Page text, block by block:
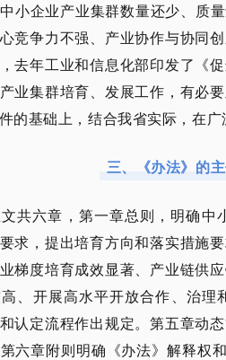
小企业产业集群数量还少、质
竞争力不强、产业协作与协同
去年工业和信息化部印发了《
业集群培育、发展工作，有必
的基础上，结合我省实际，在
三、《办法》的
文共六章，第一章总则，明确
求，提出培育方向和落实措施
梯度培育成效显著、产业链供
、开展高水平开放合作、治
认定流程作出规定。第五章动
六章附则明确《办法》解释权